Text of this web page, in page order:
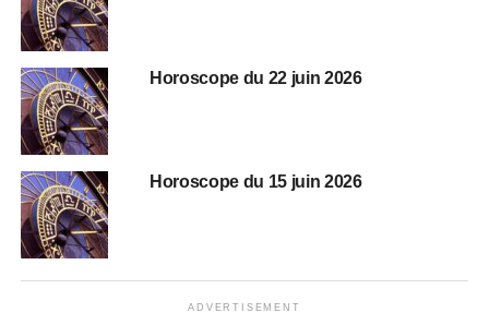
Horoscope du 22 juin 2026
Horoscope du 15 juin 2026
ADVERTISEMENT